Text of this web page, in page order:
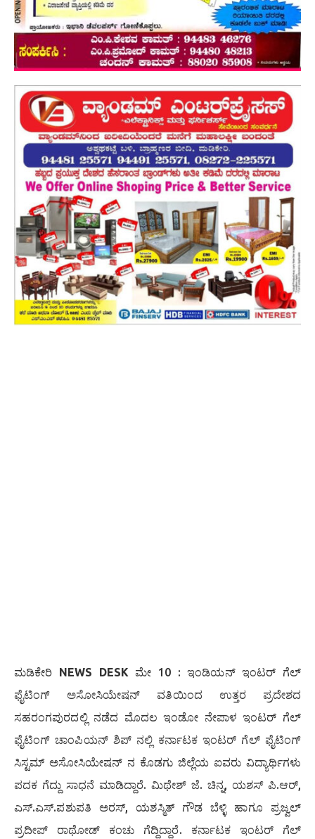
ಮಡಿಕೇರಿ NEWS DESK ಮೇ 10 : ಇಂಡಿಯನ್ ಇಂಟರ್ ಗೆಲ್
ಫೈಟಿಂಗ್ ಅಸೋಸಿಯೇಷನ್ ವತಿಯಿಂದ ಉತ್ತರ ಪ್ರದೇಶದ
ಸಹರಂಗಪುರದಲ್ಲಿ ನಡೆದ ಮೊದಲ ಇಂಡೋ ನೇಪಾಳ ಇಂಟರ್ ಗೆಲ್
ಫೈಟಿಂಗ್ ಚಾಂಪಿಯನ್ ಶಿಪ್ ನಲ್ಲಿ ಕರ್ನಾಟಕ ಇಂಟರ್ ಗೆಲ್ ಫೈಟಿಂಗ್
ಸಿಸ್ಟಮ್ ಅಸೋಸಿಯೇಷನ್ ನ ಕೊಡಗು ಜಿಲ್ಲೆಯ ಐವರು ವಿದ್ಯಾರ್ಥಿಗಳು
ಪದಕ ಗೆದ್ದು ಸಾಧನೆ ಮಾಡಿದ್ದಾರೆ. ಮಿಥೇಶ್ ಜೆ. ಚಿನ್ನ, ಯಶಸ್ ಪಿ.ಆರ್,
ಎಸ್.ಎಸ್.ಪಶುಪತಿ ಅರಸ್, ಯಶಸ್ಮಿತ್ ಗೌಡ ಬೆಳ್ಳಿ ಹಾಗೂ ಪ್ರಜ್ವಲ್
ಪ್ರದೀಪ್ ರಾಥೋಡ್ ಕಂಚು ಗೆದ್ದಿದ್ದಾರೆ. ಕರ್ನಾಟಕ ಇಂಟರ್ ಗೆಲ್